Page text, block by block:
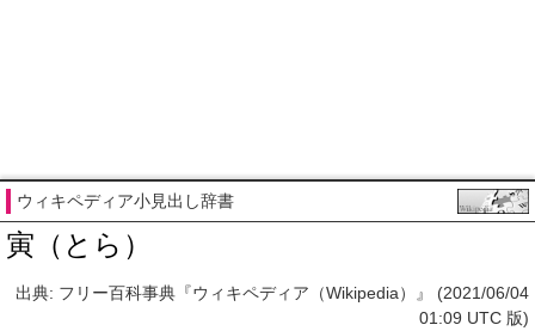
ウィキペディア小見出し辞書
寅（とら）
出典: フリー百科事典『ウィキペディア（Wikipedia）』 (2021/06/04
01:09 UTC 版)